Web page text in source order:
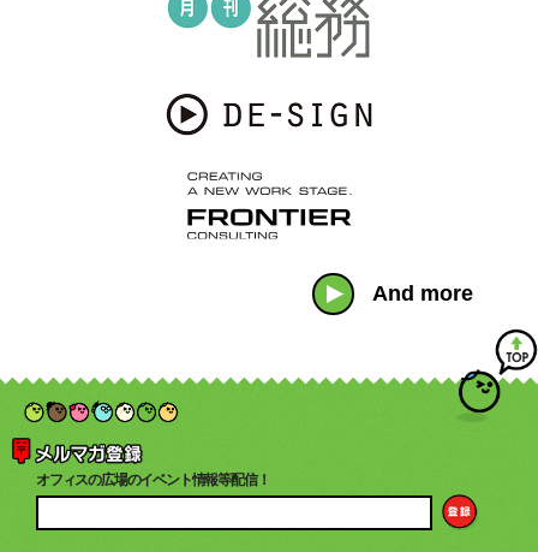
And more
オフィスの広場のイベント情報等配信！